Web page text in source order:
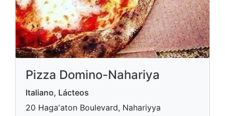
Pizza Domino-Nahariya
Italiano, Lácteos
20 Haga'aton Boulevard, Nahariyya